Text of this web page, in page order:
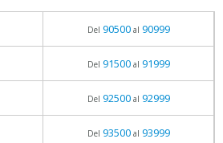
Del 90500al 90999
Del 91500al 91999
Del 92500al 92999
Del 93500al 93999